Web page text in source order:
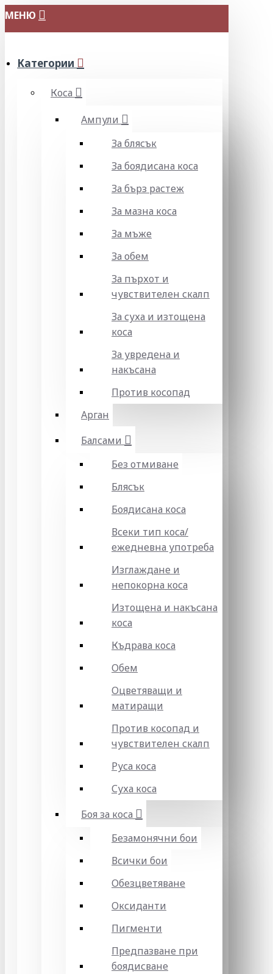
МЕНЮ
Категории
Коса
Ампули
За блясък
За боядисана коса
За бърз растеж
За мазна коса
За мъже
За обем
За пърхот и
чувствителен скалп
За суха и изтощена
коса
За увредена и
накъсана
Против косопад
Арган
Балсами
Без отмиване
Блясък
Боядисана коса
Всеки тип коса/
ежедневна употреба
Изглаждане и
непокорна коса
Изтощена и накъсана
коса
Къдрава коса
Обем
Оцветяващи и
матиращи
Против косопад и
чувствителен скалп
Руса коса
Суха коса
Боя за коса
Безамонячни бои
Всички бои
Обезцветяване
Оксиданти
Пигменти
Предпазване при
боядисване